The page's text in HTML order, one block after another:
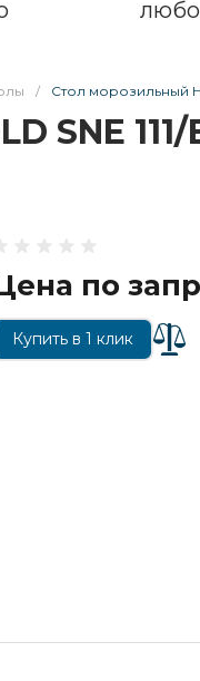
/ Стол морозильный
SNE 111/
по
Купить в 1 клик